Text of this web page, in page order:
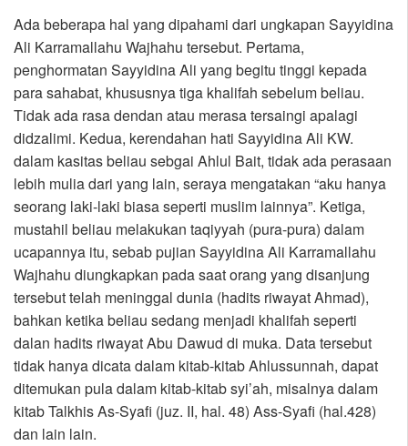
Ada beberapa hal yang dipahami dari ungkapan Sayyidina
Ali Karramallahu Wajhahu tersebut. Pertama,
penghormatan Sayyidina Ali yang begitu tinggi kepada
para sahabat, khususnya tiga khalifah sebelum beliau.
Tidak ada rasa dendan atau merasa tersaingi apalagi
didzalimi. Kedua, kerendahan hati Sayyidina Ali KW.
dalam kasitas beliau sebgai Ahlul Bait, tidak ada perasaan
lebih mulia dari yang lain, seraya mengatakan “aku hanya
seorang laki-laki biasa seperti muslim lainnya”. Ketiga,
mustahil beliau melakukan taqiyyah (pura-pura) dalam
ucapannya itu, sebab pujian Sayyidina Ali Karramallahu
Wajhahu diungkapkan pada saat orang yang disanjung
tersebut telah meninggal dunia (hadits riwayat Ahmad),
bahkan ketika beliau sedang menjadi khalifah seperti
dalan hadits riwayat Abu Dawud di muka. Data tersebut
tidak hanya dicata dalam kitab-kitab Ahlussunnah, dapat
ditemukan pula dalam kitab-kitab syi’ah, misalnya dalam
kitab Talkhis As-Syafi (juz. II, hal. 48) Ass-Syafi (hal.428)
dan lain lain.